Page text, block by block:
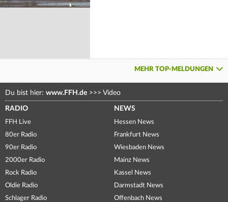
MEHR TOP-MELDUNGEN
Du bist hier: www.FFH.de >>> Video
RADIO
FFH Live
80er Radio
90er Radio
2000er Radio
Rock Radio
Oldie Radio
Schlager Radio
NEWS
Hessen News
Frankfurt News
Wiesbaden News
Mainz News
Kassel News
Darmstadt News
Offenbach News